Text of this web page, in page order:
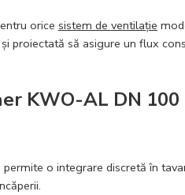
orice sistem de ventilație
și proiectată să asigure un flux
KWO-AL DN 100
o integrare discretă în